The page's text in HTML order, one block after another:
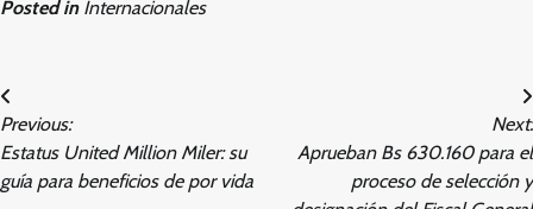
Posted in Internacionales
Post
navigation
Previous:
Estatus United Million Miler: su
guía para beneficios de por vida
Next:
Aprueban Bs 630.160 para el
proceso de selección y